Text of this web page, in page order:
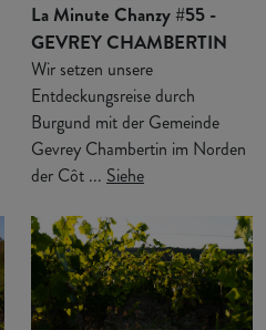
La Minute Chanzy #55 -
GEVREY CHAMBERTIN
Wir setzen unsere
Entdeckungsreise durch
Burgund mit der Gemeinde
Gevrey Chambertin im Norden
der Côt ... Siehe